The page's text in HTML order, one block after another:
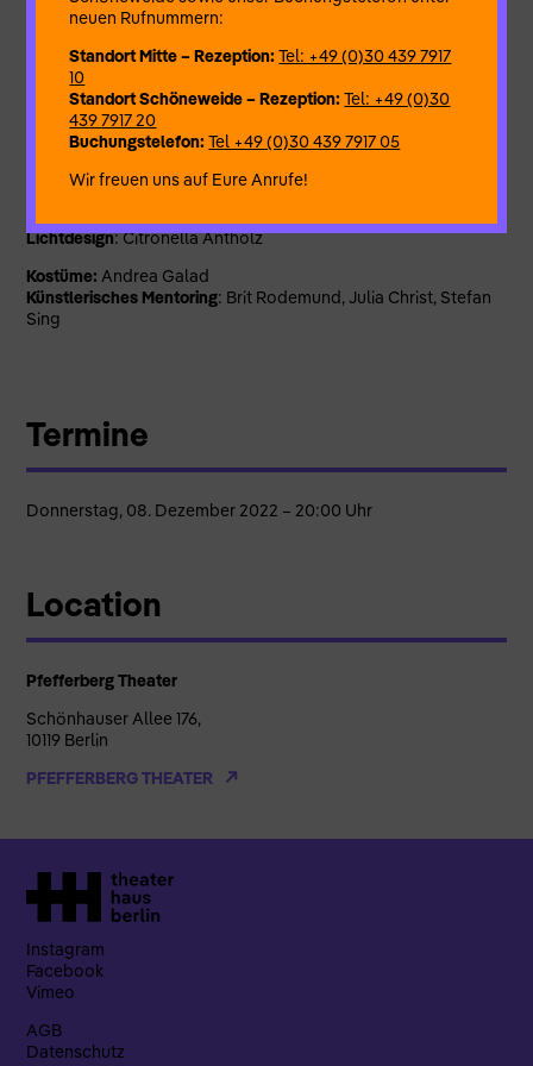
cleans my thoughts.”
Cristiana Casadio
Lichtdesign: Citronella Antholz
Kostüme:Andrea Galad
Künstlerisches Mentoring: Brit Rodemund, Julia Christ, Stefan
Sing
Termine
Donnerstag, 08. Dezember 2022 – 20:00 Uhr
Location
Pfefferberg Theater
Schönhauser Allee 176,
10119 Berlin
PFEFFERBERG THEATER
neuen Rufnummern:
Standort Mitte – Rezeption:Tel: +49 (0)30 439 7917
10
Standort Schöneweide – Rezeption:Tel: +49 (0)30
439 7917 20
Buchungstelefon:Tel +49 (0)30 439 7917 05
Wir freuen uns auf Eure Anrufe!
Instagram
Facebook
Vimeo
AGB
Datenschutz